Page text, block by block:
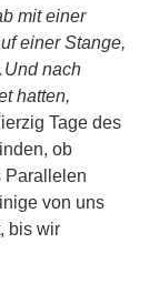
mit einer
einer Stange,
nach
hatten,
Tage des
ob
Parallelen
von uns
bis wir